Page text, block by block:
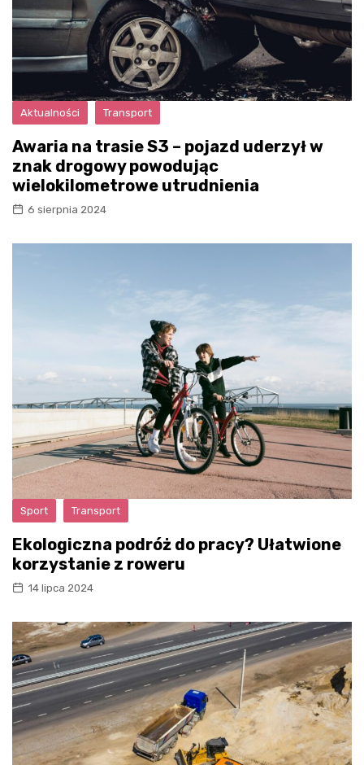
Aktualności Transport
Awaria na trasie S3 – pojazd uderzył w
znak drogowy powodując
wielokilometrowe utrudnienia
6 sierpnia 2024
Sport Transport
Ekologiczna podróż do pracy? Ułatwione
korzystanie z roweru
14 lipca 2024